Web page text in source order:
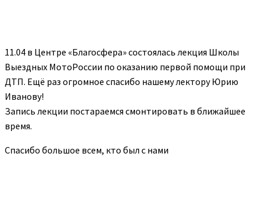
11.04 в Центре «Благосфера» состоялась лекция Школы
Выездных МотоРоссии по оказанию первой помощи при
ДТП. Ещё раз огромное спасибо нашему лектору Юрию
Иванову!
Запись лекции постараемся смонтировать в ближайшее
время.
Спасибо большое всем, кто был с нами